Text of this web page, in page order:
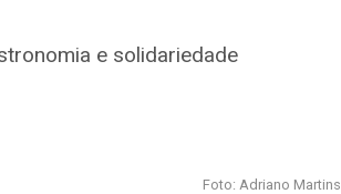
e solidariedade
Foto: Adriano Martins